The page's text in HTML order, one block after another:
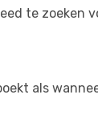
te zoeken
als